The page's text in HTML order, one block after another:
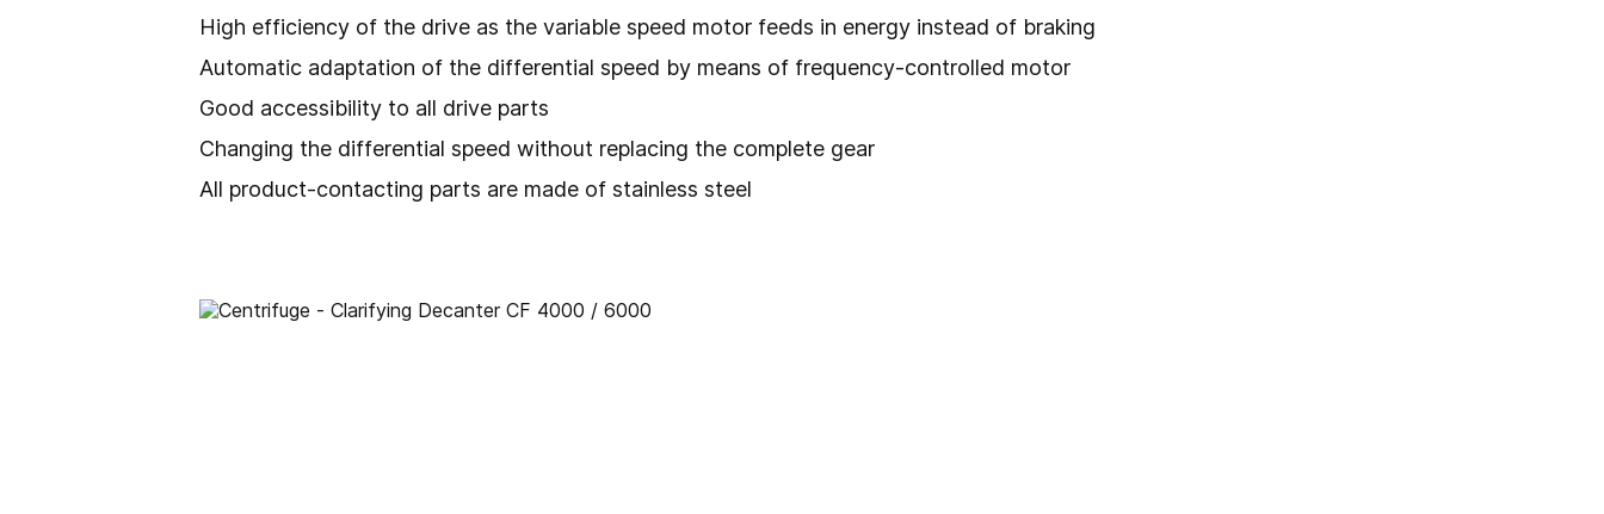
High efficiency of the drive as the variable speed motor feeds in energy instead of braking
Automatic adaptation of the differential speed by means of frequency-controlled motor
Good accessibility to all drive parts
Changing the differential speed without replacing the complete gear
All product-contacting parts are made of stainless steel